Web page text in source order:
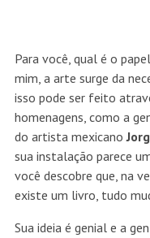
Para você, qual é o
mim, a arte surge da
isso pode ser feito
homenagens, como a
do artista mexicano
sua instalação parece
você descobre que, na
existe um livro, tudo
Sua ideia é genial e a